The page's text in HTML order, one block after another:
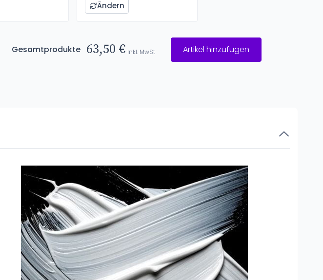
Ändern
Gesamtprodukte 63,50 € Inkl. MwSt Artikel hinzufügen